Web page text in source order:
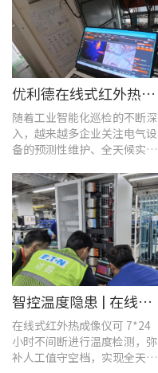
优利德在线式红外热成像仪在配电柜运维中的实测应用(系列篇)
随着工业智能化巡检的不断深
入，越来越多企业关注电气设
备的预测性维护、全天候实时
查。
智控温度隐患 | 在线式红外热成像仪在UPS电源柜老化监测中的应用
在线式红外热成像仪可 7*24
小时不间断进行温度检测，弥
补人工值守空档，实现全天候